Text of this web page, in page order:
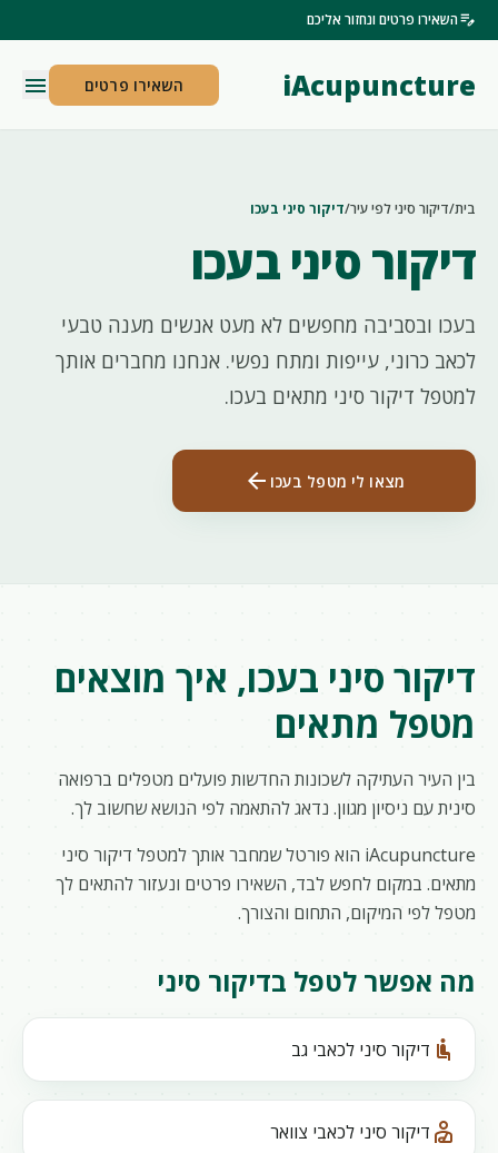
edit_noteהשאירו פרטים ונחזור אליכם
iAcupuncture השאירו פרטים menu
בית/דיקור סיני לפי עיר/דיקור סיני בעכו
דיקור סיני בעכו
בעכו ובסביבה מחפשים לא מעט אנשים מענה טבעי
לכאב כרוני, עייפות ומתח נפשי. אנחנו מחברים אותך
למטפל דיקור סיני מתאים בעכו.
מצאו לי מטפל בעכו arrow_back
דיקור סיני בעכו, איך מוצאים
מטפל מתאים
בין העיר העתיקה לשכונות החדשות פועלים מטפלים ברפואה
סינית עם ניסיון מגוון. נדאג להתאמה לפי הנושא שחשוב לך.
iAcupuncture הוא פורטל שמחבר אותך למטפל דיקור סיני
מתאים. במקום לחפש לבד, השאירו פרטים ונעזור להתאים לך
מטפל לפי המיקום, התחום והצורך.
מה אפשר לטפל בדיקור סיני
airline_seat_recline_normal דיקור סיני לכאבי גב
personal_injury דיקור סיני לכאבי צוואר